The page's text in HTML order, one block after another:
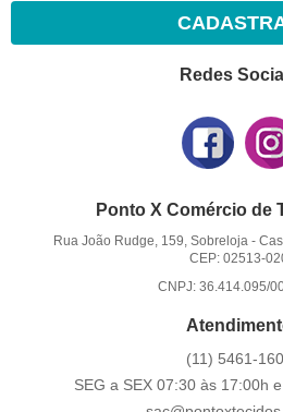
Redes
Ponto X Comércio de
Rua João Rudge, 159, Sobreloja-
CEP: 02513-
CNPJ: 36.414.095/
(11) 5461-
SEG a SEX 07:30 às 17:00h